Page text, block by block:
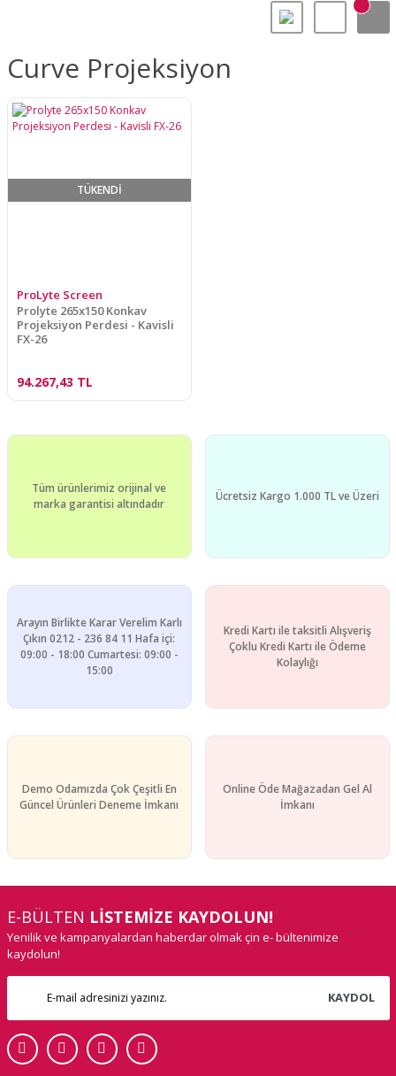
Curve Projeksiyon
TÜKENDİ
ProLyte Screen
Prolyte 265x150 Konkav
Projeksiyon Perdesi - Kavisli
FX-26
94.267,43 TL
Tüm ürünlerimiz orijinal ve
marka garantisi altındadır
Ücretsiz Kargo 1.000 TL ve Üzeri
Arayın Birlikte Karar Verelim Karlı
Çıkın 0212 - 236 84 11 Hafa içi:
09:00 - 18:00 Cumartesi: 09:00 -
15:00
Kredi Kartı ile taksitli Alışveriş
Çoklu Kredi Kartı ile Ödeme
Kolaylığı
Demo Odamızda Çok Çeşitli En
Güncel Ürünleri Deneme İmkanı
Online Öde Mağazadan Gel Al
İmkanı
E-BÜLTEN LİSTEMİZE KAYDOLUN!
Yenilik ve kampanyalardan haberdar olmak çin e- bültenimize
kaydolun!
KAYDOL